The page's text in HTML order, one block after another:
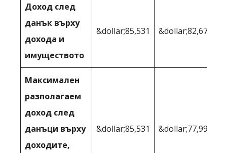
Доход след
данък върху
дохода и
имуществото
&dollar;85,531 &dollar;82,670
Максимален
разполагаем
доход след
данъци върху
доходите,
&dollar;85,531 &dollar;77,991